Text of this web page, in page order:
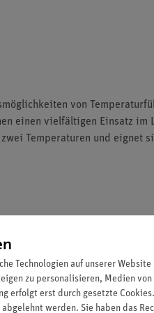
von
einen vielfältigen Einsatz im
Temperaturen und eignet
Technologien auf unserer
zu personalisieren, Medien
erfolgt erst durch gesetzte
werden. Sie haben das